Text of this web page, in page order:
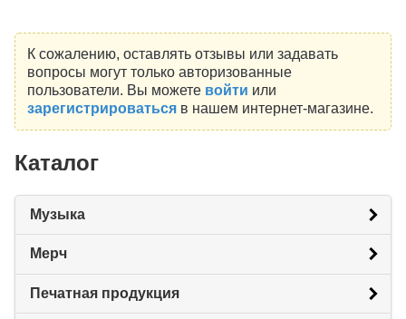
К сожалению, оставлять отзывы или задавать
вопросы могут только авторизованные
пользователи. Вы можете войти или
зарегистрироватьсяв нашем интернет-магазине.
Каталог
Музыка
Мерч
Печатная продукция